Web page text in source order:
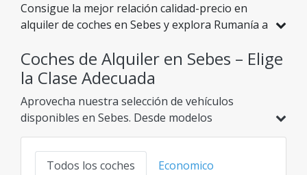
Consigue la mejor relación calidad-precio en
alquiler de coches en Sebes y explora Rumanía a
especialmente para ti vehículos con descuentos
reales para que disfrutes de un viaje sin
excelente.
Coches de Alquiler en Sebes – Elige
la Clase Adecuada
Aprovecha nuestra selección de vehículos
disponibles en Sebes. Desde modelos
económicos e híbridos hasta opciones
familiares, SUV o de lujo, encuentra tu opción
ideal al mejor precio transparente para cada
Todos los coches
Economico